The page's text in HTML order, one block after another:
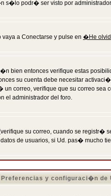
s�lo podr� ser visto por
a Conectarse y pulse en �He
bien entonces verifique estas
su cuenta debe necesitar
correo, verifique que su correo
el administrador del foro.
su correo, cuando se
de usuarios, si Ud. pas� mucho
Preferencias y configuraci�n de